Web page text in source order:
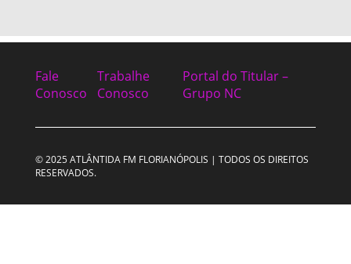
Fale
Conosco
Trabalhe
Conosco
Portal do Titular –
Grupo NC
© 2025 ATLÂNTIDA FM FLORIANÓPOLIS | TODOS OS DIREITOS
RESERVADOS.